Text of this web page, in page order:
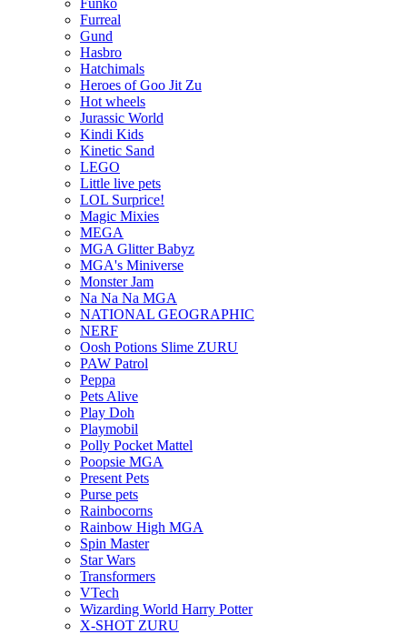
Funko
Furreal
Gund
Hasbro
Hatchimals
Heroes of Goo Jit Zu
Hot wheels
Jurassic World
Kindi Kids
Kinetic Sand
LEGO
Little live pets
LOL Surprice!
Magic Mixies
MEGA
MGA Glitter Babyz
MGA's Miniverse
Monster Jam
Na Na Na MGA
NATIONAL GEOGRAPHIC
NERF
Oosh Potions Slime ZURU
PAW Patrol
Peppa
Pets Alive
Play Doh
Playmobil
Polly Pocket Mattel
Poopsie MGA
Present Pets
Purse pets
Rainbocorns
Rainbow High MGA
Spin Master
Star Wars
Transformers
VTech
Wizarding World Harry Potter
X-SHOT ZURU